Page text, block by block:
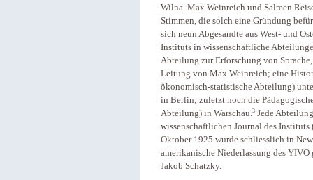
Wilna. Max Weinreich und Salmen
Stimmen, die solch eine Gründung
sich neun Abgesandte aus West- und
Instituts in wissenschaftliche
Abteilung zur Erforschung von
Leitung von Max Weinreich; eine
ökonomisch-statistische Abteilung)
in Berlin; zuletzt noch die
Abteilung) in Warschau.3 Jede
wissenschaftlichen Journal des
Oktober 1925 wurde schliesslich in
amerikanische Niederlassung des
Jakob Schatzky.